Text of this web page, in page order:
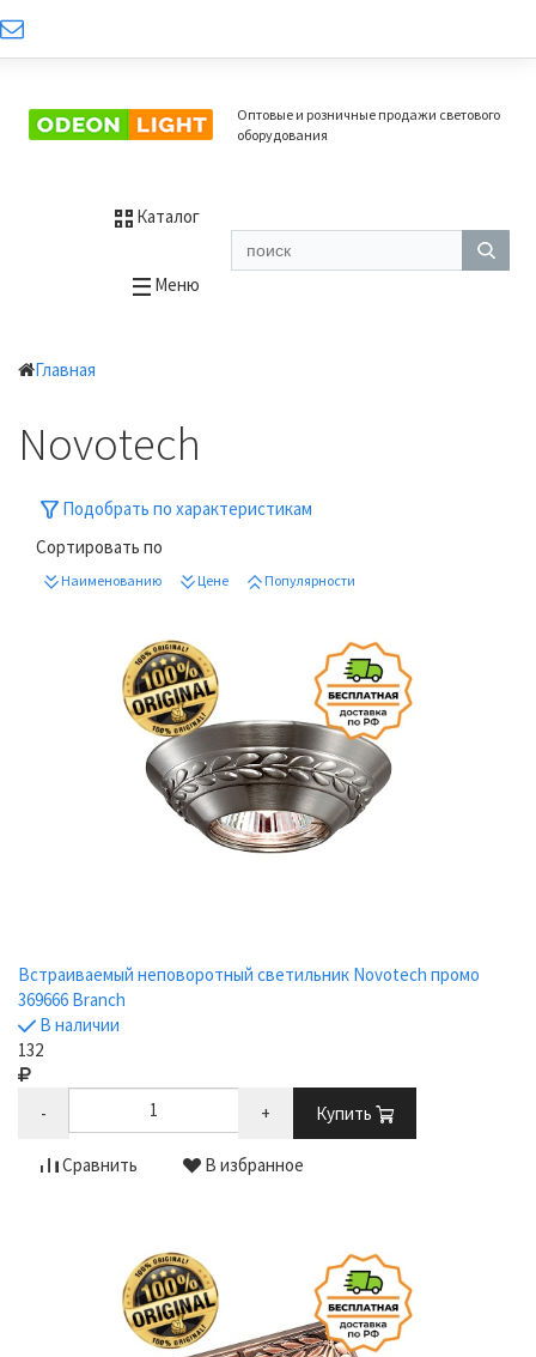
Оптовые и розничные продажи светового
оборудования
Каталог
Меню
Главная
Novotech
Подобрать по характеристикам
Сортировать по
Наименованию Цене Популярности
Встраиваемый неповоротный светильник Novotech промо
369666 Branch
В наличии
132
- + Купить
Сравнить В избранное